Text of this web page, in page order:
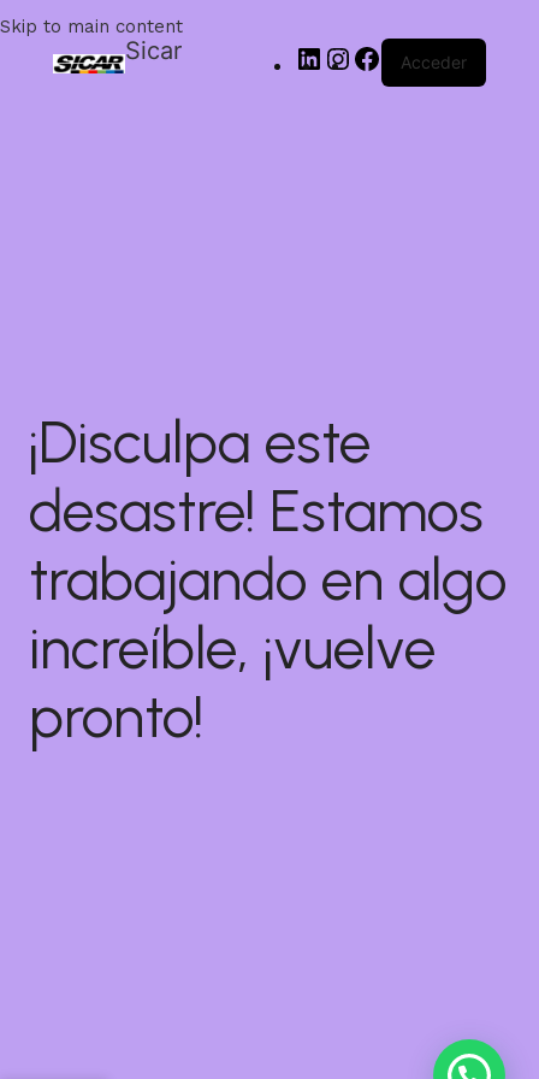
Skip to main content
Sicar Acceder
¡Disculpa este
desastre! Estamos
trabajando en algo
increíble, ¡vuelve
pronto!